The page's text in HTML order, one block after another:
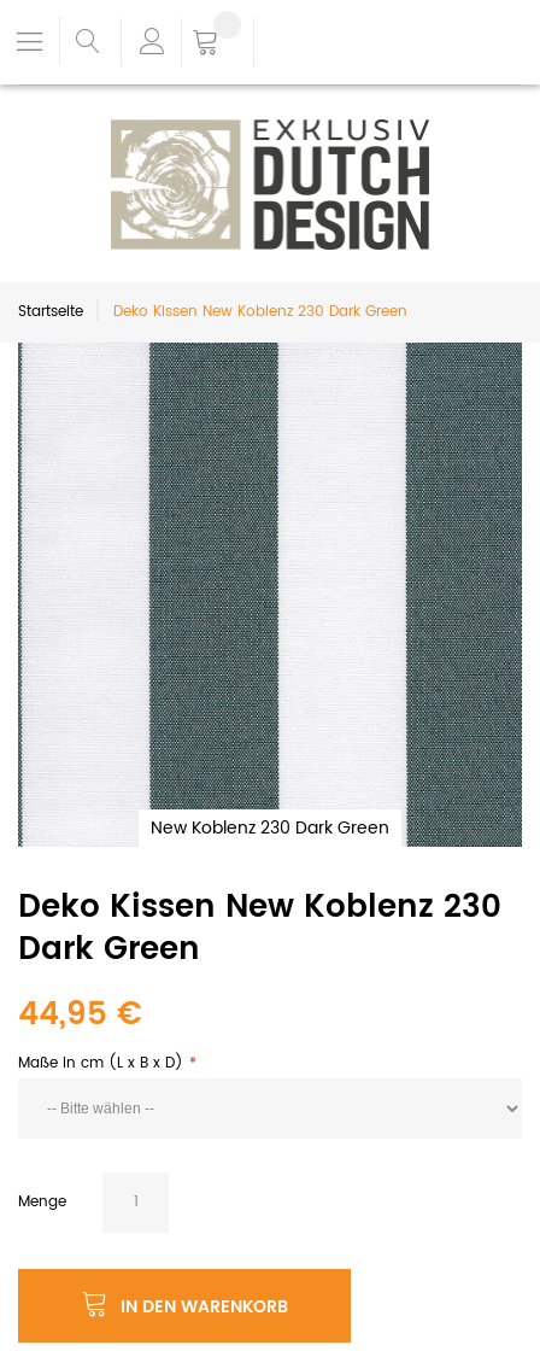
Startseite Deko Kissen New Koblenz 230 Dark Green
Deko Kissen New Koblenz 230
Dark Green
44,95 €
Maße in cm (L x B x D)
Menge
IN DEN WARENKORB
New Koblenz 230 Dark Green